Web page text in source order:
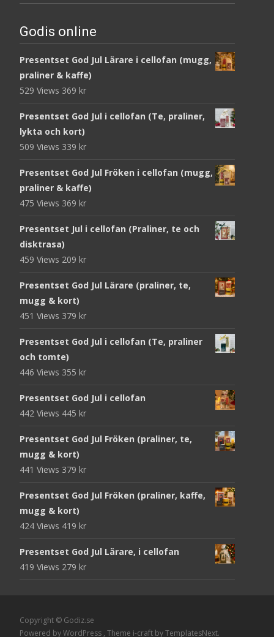
Godis online
Presentset God Jul Lärare i cellofan (mugg,
praliner & kaffe)
529 Views 369 kr
Presentset God Jul i cellofan (Te, praliner,
lykta och kort)
509 Views 339 kr
Presentset God Jul Fröken i cellofan (mugg,
praliner & kaffe)
475 Views 369 kr
Presentset Jul i cellofan (Praliner, te och
disktrasa)
459 Views 209 kr
Presentset God Jul Lärare (praliner, te,
mugg & kort)
451 Views 379 kr
Presentset God Jul i cellofan (Te, praliner
och tomte)
446 Views 355 kr
Presentset God Jul i cellofan
442 Views 445 kr
Presentset God Jul Fröken (praliner, te,
mugg & kort)
441 Views 379 kr
Presentset God Jul Fröken (praliner, kaffe,
mugg & kort)
424 Views 419 kr
Presentset God Jul Lärare, i cellofan
419 Views 279 kr
Copyright © Godiz.se
Powered by WordPress , Theme i-craft by TemplatesNext.